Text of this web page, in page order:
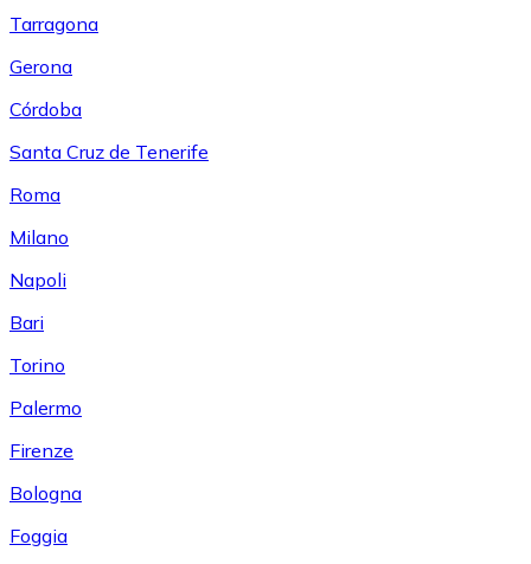
Tarragona
Gerona
Córdoba
Santa Cruz de Tenerife
Roma
Milano
Napoli
Bari
Torino
Palermo
Firenze
Bologna
Foggia